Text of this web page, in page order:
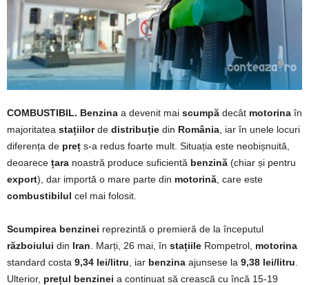
COMBUSTIBIL. Benzina a devenit mai scumpă decât motorina în
majoritatea stațiilorde distribuție din România , iar în unele locuri
diferența de preț s-a redus foarte mult. Situația este neobișnuită,
deoarece țara noastră produce suficientă benzină (chiar și pentru
export), dar importă o mare parte din motorină , care este
combustibilul cel mai folosit.
Scumpirea benzinei reprezintă o premieră de la începutul
războiului din Iran . Marți, 26 mai, în stațiile Rompetrol, motorina
standard costa 9,34 lei/litru , iar benzina ajunsese la 9,38 lei/litru
Ulterior, prețul benzinei a continuat să crească cu încă 15-19